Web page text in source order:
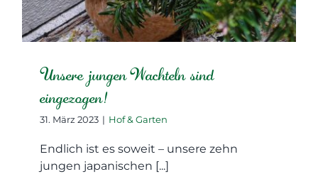
Unsere jungen Wachteln sind
eingezogen!
31. März 2023 | Hof & Garten
Endlich ist es soweit – unsere zehn
jungen japanischen [...]